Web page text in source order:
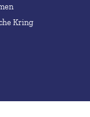
Kring